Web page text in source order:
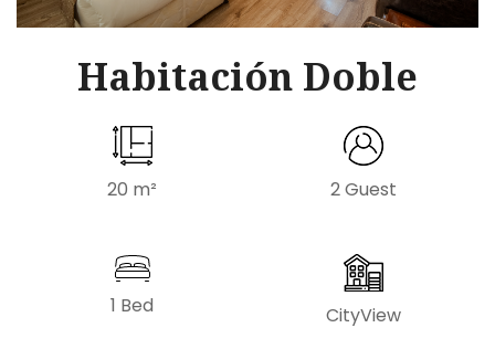
Habitación Doble
20 m² 2 Guest
1 Bed CityView